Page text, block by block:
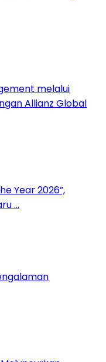
melalui
Allianz Global
Year 2026”,
…